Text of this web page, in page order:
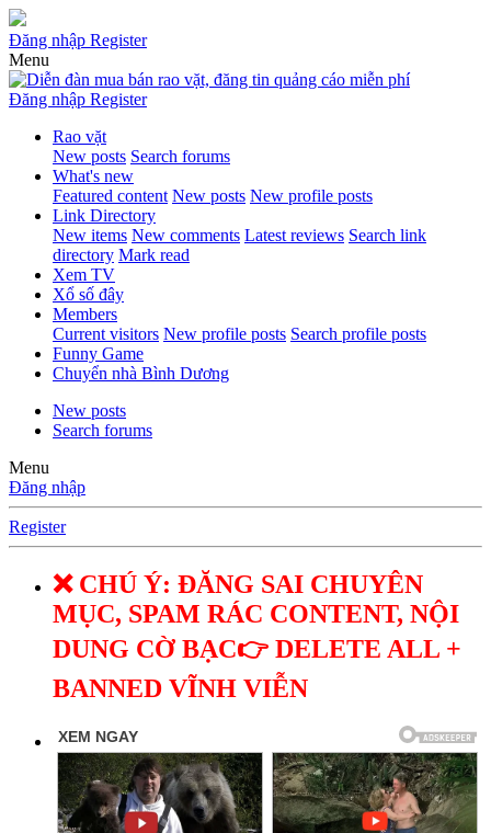
Đăng nhập Register
Menu
Đăng nhập Register
Rao vặt
New posts Search forums
What's new
Featured content New posts New profile posts
Link Directory
New items New comments Latest reviews Search link
directory Mark read
Xem TV
Xổ số đây
Members
Current visitors New profile posts Search profile posts
Funny Game
Chuyển nhà Bình Dương
New posts
Search forums
Menu
Đăng nhập
Register
❌ CHÚ Ý: ĐĂNG SAI CHUYÊN
MỤC, SPAM RÁC CONTENT, NỘI
DUNG CỜ BẠC👉 DELETE ALL +
BANNED VĨNH VIỄN